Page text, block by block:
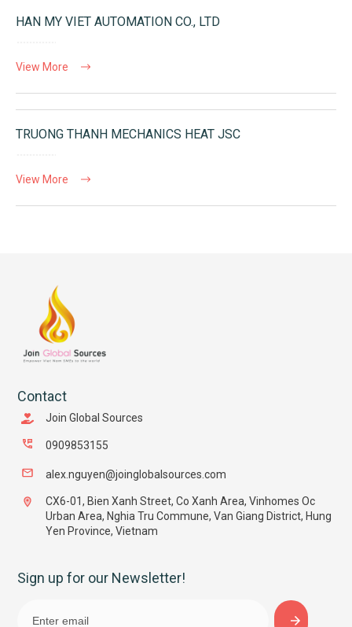
HAN MY VIET AUTOMATION CO., LTD
View More
TRUONG THANH MECHANICS HEAT JSC
View More
Contact
Join Global Sources
0909853155
alex.nguyen@joinglobalsources.com
CX6-01, Bien Xanh Street, Co Xanh Area, Vinhomes Oc
Urban Area, Nghia Tru Commune, Van Giang District, Hung
Yen Province, Vietnam
Sign up for our Newsletter!